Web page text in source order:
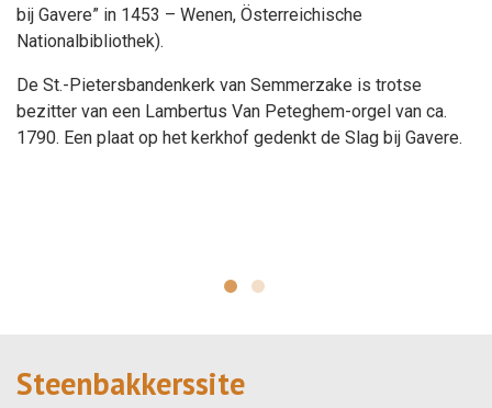
bij Gavere” in 1453 – Wenen, Österreichische
Nationalbibliothek).
De St.-Pietersbandenkerk van Semmerzake is trotse
bezitter van een Lambertus Van Peteghem-orgel van ca.
1790. Een plaat op het kerkhof gedenkt de Slag bij Gavere.
Steenbakkerssite